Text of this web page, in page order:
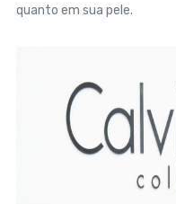
quanto em sua pele.